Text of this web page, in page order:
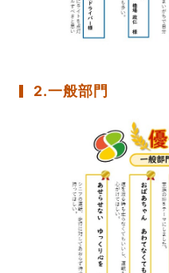
2.一般部門